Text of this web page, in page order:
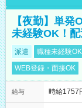
【夜勤】単
未経験OK！
派遣 職種未経験OK
WEB登録・面接OK
給与 時給1757